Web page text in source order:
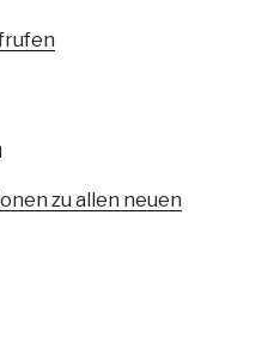
zu allen neuen